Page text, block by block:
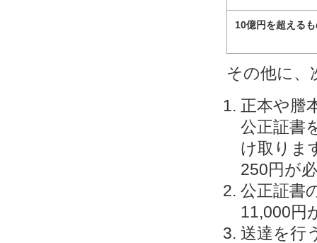
10億円を超える
その他に、
正本や謄
公正証書
け取りま
250円が
公正証書
11,000円
送達を行